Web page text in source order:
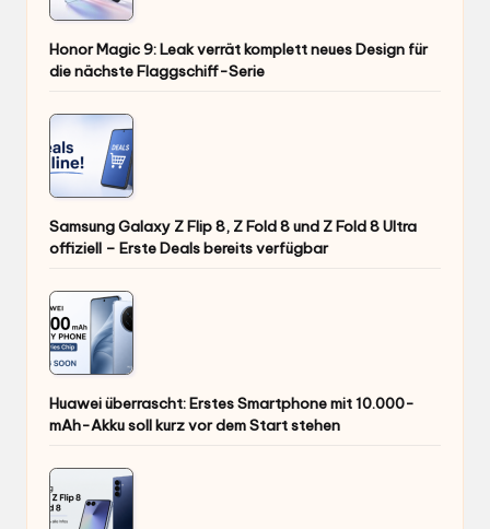
Honor Magic 9: Leak verrät komplett neues Design für
die nächste Flaggschiff-Serie
Samsung Galaxy Z Flip 8, Z Fold 8 und Z Fold 8 Ultra
offiziell – Erste Deals bereits verfügbar
Huawei überrascht: Erstes Smartphone mit 10.000-
mAh-Akku soll kurz vor dem Start stehen